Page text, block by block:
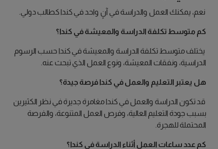
نعم، يمكنك العمل والدراسة في آنٍ واحد في كندا كطالب دولي.
كم متوسط تكلفة الدراسة والمعيشة في كندا؟
يختلف متوسط تكلفة الدراسة والمعيشة في كندا حسب الرسوم
الدراسية، ونفقات المعيشة، ونوع العمل الذي تبحث عنه.
هل يعتبر التعليم والعمل في كندا فرصة جيدة؟
قد تكون الدراسة والعمل في كندا مغامرة جديرة في نظر الكثيرين
بسبب جودة التعليم العالية، وفرص العمل المتنوعة، والفرصة
المحتملة للهجرة.
كم عدد ساعات العمل أثناء الدراسة في كندا؟